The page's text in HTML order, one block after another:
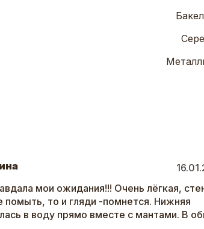
мои ожидания!!! Очень лёгкая,
помыть, то и гляди -помнется. Нижняя
в воду прямо вместе с мантами. В